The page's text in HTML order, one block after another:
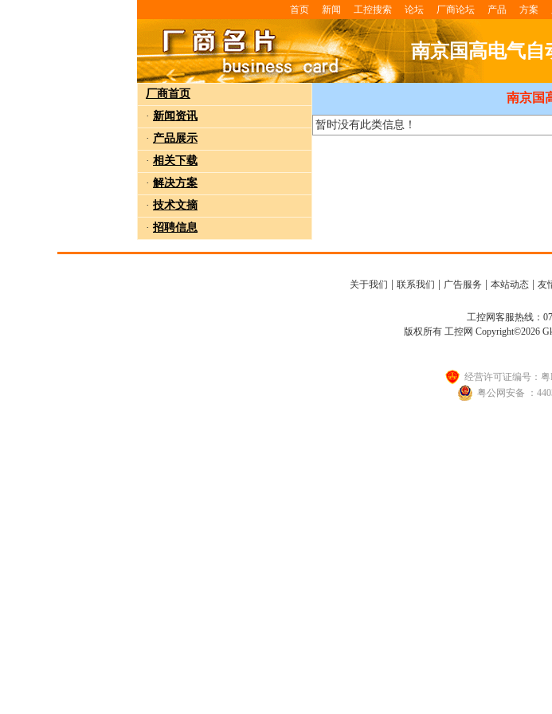
首页 新闻 工控搜索 论坛 厂商论坛 产品 方案
南京国高电气自
厂商首页
· 新闻资讯
· 产品展示
· 相关下载
· 解决方案
· 技术文摘
· 招聘信息
南京国
暂时没有此类信息！
关于我们 联系我们 广告服务 本站动态| 友
工控网客服热线：
版权所有 工控网 Copyright©2026
经营许可证编号：粤
粤公网安备 ：